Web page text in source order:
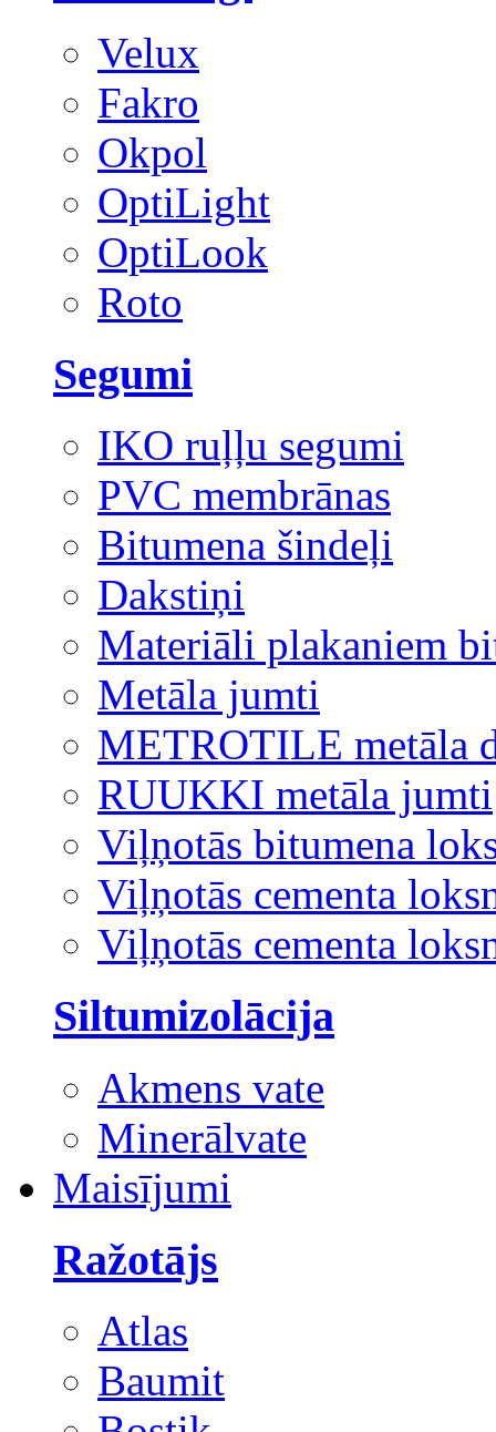
Velux
Fakro
Okpol
OptiLight
OptiLook
Roto
Segumi
IKO ruļļu segumi
PVC membrānas
Bitumena šindeļi
Dakstiņi
Materiāli plakaniem
Metāla jumti
METROTILE metāla
RUUKKI metāla jumti
Viļņotās bitumena
Viļņotās cementa
Viļņotās cementa
Siltumizolācija
Akmens vate
Minerālvate
Maisījumi
Ražotājs
Atlas
Baumit